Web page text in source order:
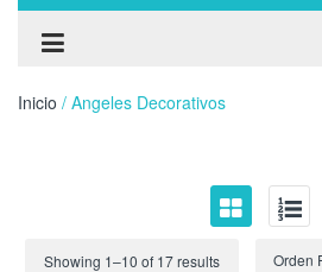
Inicio / Angeles Decorativos
Showing 1–10 of 17 results